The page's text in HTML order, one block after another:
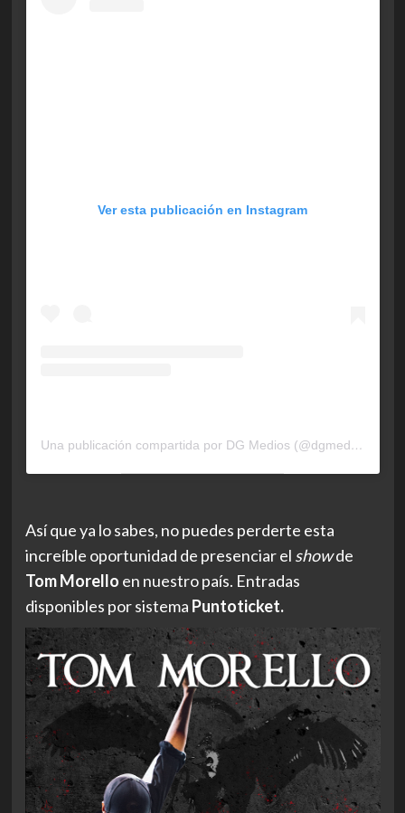
Ver esta publicación en Instagram
Una publicación compartida por DG Medios (@dgmedios)
Así que ya lo sabes, no puedes perderte esta
increíble oportunidad de presenciar el showde
Tom Morello en nuestro país. Entradas
disponibles por sistema Puntoticket.